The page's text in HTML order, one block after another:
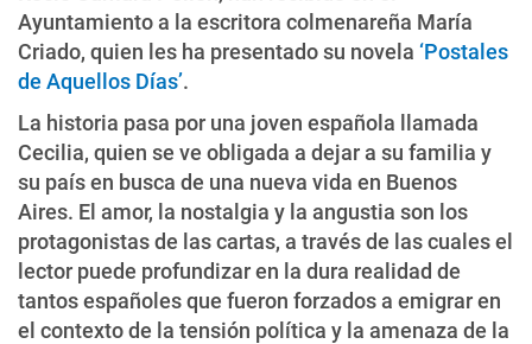
Ayuntamiento a la escritora colmenareña María
Criado, quien les ha presentado su novela ‘Postales
de Aquellos Días’.
La historia pasa por una joven española llamada
Cecilia, quien se ve obligada a dejar a su familia y
su país en busca de una nueva vida en Buenos
Aires. El amor, la nostalgia y la angustia son los
protagonistas de las cartas, a través de las cuales el
lector puede profundizar en la dura realidad de
tantos españoles que fueron forzados a emigrar en
el contexto de la tensión política y la amenaza de la